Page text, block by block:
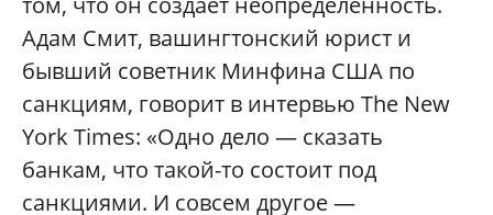
Адам Смит, вашингтонский юрист и
бывший советник Минфина США по
санкциям, говорит в интервью The New
York Times: «Одно дело — сказать
банкам, что такой-то состоит под
санкциями. И совсем другое —